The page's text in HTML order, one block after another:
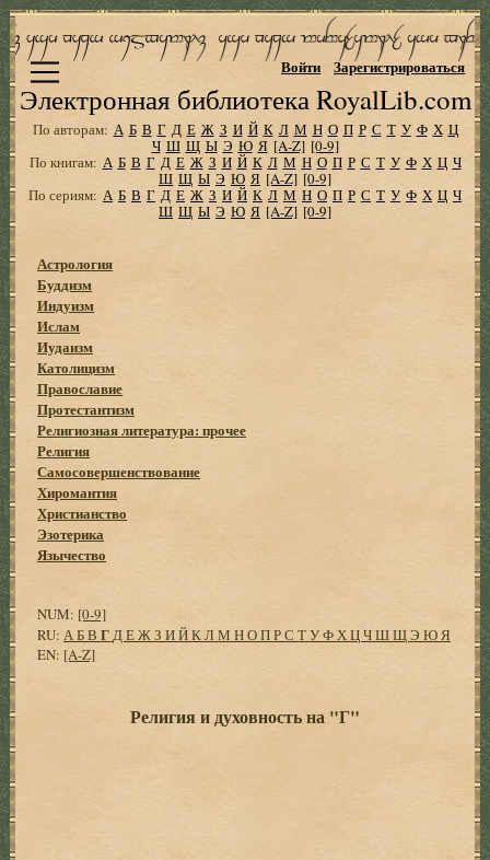
Электронная библиотека RoyalLib.com
Войти Зарегистрироваться
По авторам: А Б В Г Д Е Ж З И Й К Л М Н О П Р С Т У Ф Х Ц
Ч Ш Щ Ы Э Ю Я [A-Z] [0-9]
По книгам: А Б В Г Д Е Ж З И Й К Л М Н О П Р С Т У Ф Х Ц Ч
Ш Щ Ы Э Ю Я [A-Z] [0-9]
По сериям: А Б В Г Д Е Ж З И Й К Л М Н О П Р С Т У Ф Х Ц Ч
Ш Щ Ы Э Ю Я [A-Z] [0-9]
Астрология
Буддизм
Индуизм
Ислам
Иудаизм
Католицизм
Православие
Протестантизм
Религиозная литература: прочее
Религия
Самосовершенствование
Хиромантия
Христианство
Эзотерика
Язычество
NUM: [0-9]
RU:АБВГДЕЖЗИЙКЛМНОПРСТУФХЦЧШЩЭЮЯ
EN: [A-Z]
Религия и духовность на "Г"